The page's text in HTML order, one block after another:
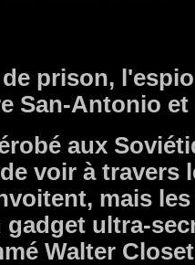
prison,
San-Antonio
aux
voir à travers
mais
gadget ultra-
Walter